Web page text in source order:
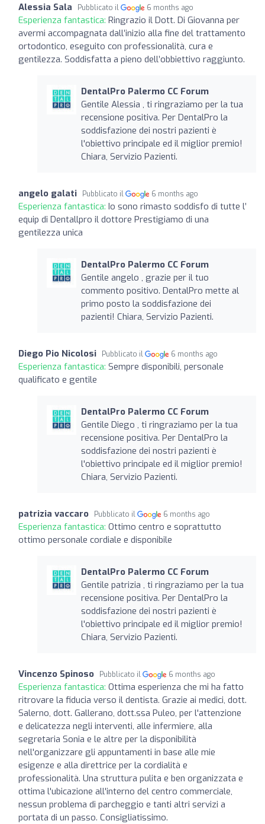
Alessia Sala Pubblicato il 6 months ago
Esperienza fantastica: Ringrazio il Dott. Di Giovanna per
avermi accompagnata dall’inizio alla fine del trattamento
ortodontico, eseguito con professionalità, cura e
gentilezza. Soddisfatta a pieno dell’obbiettivo raggiunto.
DentalPro Palermo CC Forum
Gentile Alessia , ti ringraziamo per la tua
recensione positiva. Per DentalPro la
soddisfazione dei nostri pazienti è
l'obiettivo principale ed il miglior premio!
Chiara, Servizio Pazienti.
angelo galati Pubblicato il 6 months ago
Esperienza fantastica: Io sono rimasto soddisfo di tutte l’
equip di Dentallpro il dottore Prestigiamo di una
gentilezza unica
DentalPro Palermo CC Forum
Gentile angelo , grazie per il tuo
commento positivo. DentalPro mette al
primo posto la soddisfazione dei
pazienti! Chiara, Servizio Pazienti.
Diego Pio Nicolosi Pubblicato il 6 months ago
Esperienza fantastica: Sempre disponibili, personale
qualificato e gentile
DentalPro Palermo CC Forum
Gentile Diego , ti ringraziamo per la tua
recensione positiva. Per DentalPro la
soddisfazione dei nostri pazienti è
l'obiettivo principale ed il miglior premio!
Chiara, Servizio Pazienti.
patrizia vaccaro Pubblicato il 6 months ago
Esperienza fantastica: Ottimo centro e soprattutto
ottimo personale cordiale e disponibile
DentalPro Palermo CC Forum
Gentile patrizia , ti ringraziamo per la tua
recensione positiva. Per DentalPro la
soddisfazione dei nostri pazienti è
l'obiettivo principale ed il miglior premio!
Chiara, Servizio Pazienti.
Vincenzo Spinoso Pubblicato il 6 months ago
Esperienza fantastica: Ottima esperienza che mi ha fatto
ritrovare la fiducia verso il dentista. Grazie ai medici, dott.
Salerno, dott. Gallerano, dott.ssa Puleo, per l'attenzione
e delicatezza negli interventi, alle infermiere, alla
segretaria Sonia e le altre per la disponibilità
nell'organizzare gli appuntamenti in base alle mie
esigenze e alla direttrice per la cordialità e
professionalità. Una struttura pulita e ben organizzata e
ottima l'ubicazione all'interno del centro commerciale,
nessun problema di parcheggio e tanti altri servizi a
portata di un passo. Consigliatissimo.